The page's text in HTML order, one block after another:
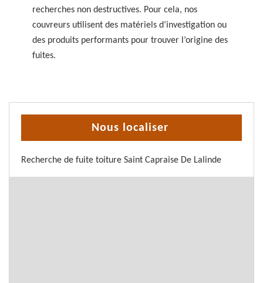
recherches non destructives. Pour cela, nos
couvreurs utilisent des matériels d’investigation ou
des produits performants pour trouver l’origine des
fuites.
Nous localiser
Recherche de fuite toiture Saint Capraise De Lalinde